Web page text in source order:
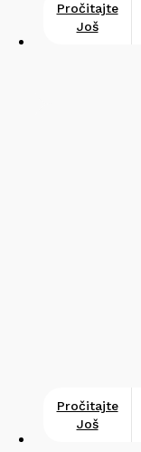
Pročitajte
Još
Pročitajte
Još